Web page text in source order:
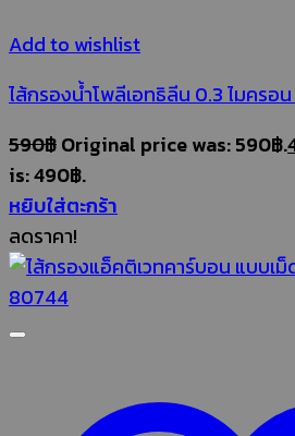
Add to wishlist
ไส้กรองน้ำโพลีเอทธิลีน 0.3 ไมครอ
590฿Original price was: 590฿.
is: 490฿.
หยิบใส่ตะกร้า
ลดราคา!